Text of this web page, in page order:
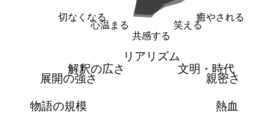
癒やされる
笑える
共感する
心温まる
切なくなる
リアリズム
文明・時代
親密さ
熱血
物語の規模
展開の強さ
解釈の広さ